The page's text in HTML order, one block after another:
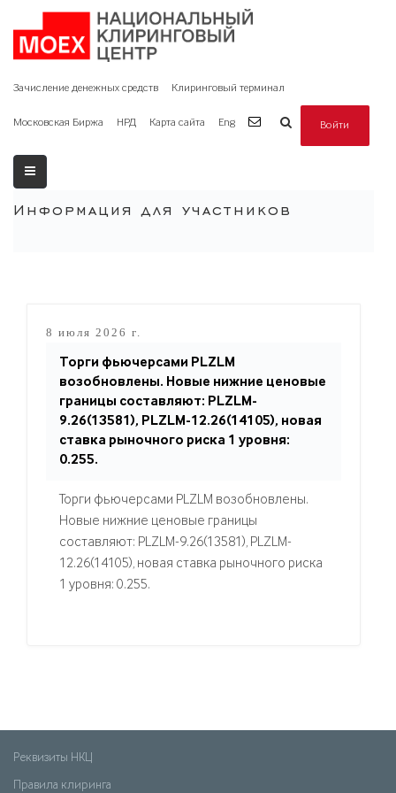
Зачисление денежных средств Клиринговый терминал
Московская Биржа НРД Карта сайта Eng Войти
Информация для участников
8 июля 2026 г.
Торги фьючерсами PLZLM
возобновлены. Новые нижние ценовые
границы составляют: PLZLM-
9.26(13581), PLZLM-12.26(14105), новая
ставка рыночного риска 1 уровня:
0.255.
Торги фьючерсами PLZLM возобновлены.
Новые нижние ценовые границы
составляют: PLZLM-9.26(13581), PLZLM-
12.26(14105), новая ставка рыночного риска
1 уровня: 0.255.
Реквизиты НКЦ
Правила клиринга